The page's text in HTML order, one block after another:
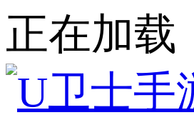
正在加载